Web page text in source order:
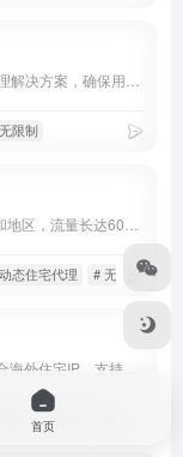
限制
态住宅代理 # 无带宽限制
，遍布全球，smartproxy
首页